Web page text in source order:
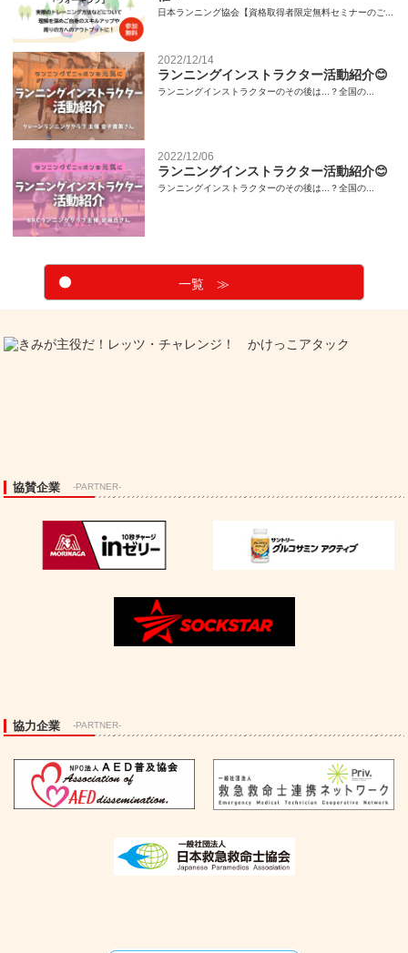
日本ランニング協会【資格取得者限定無料セミナーのご...
2022/12/14
ランニングインストラクター活動紹介😊
ランニングインストラクターのその後は...？全国の...
2022/12/06
ランニングインストラクター活動紹介😊
ランニングインストラクターのその後は...？全国の...
一覧 ≫
協賛企業 -PARTNER-
協力企業 -PARTNER-